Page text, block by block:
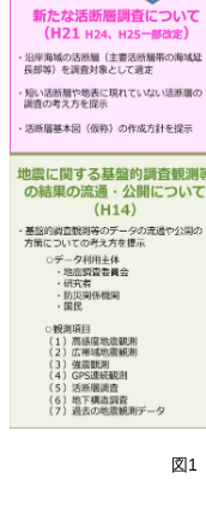
図1